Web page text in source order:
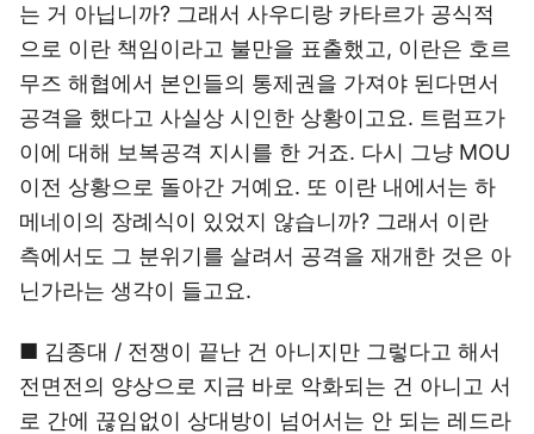
는 거 아닙니까? 그래서 사우디랑 카타르가 공식적
으로 이란 책임이라고 불만을 표출했고, 이란은 호르
무즈 해협에서 본인들의 통제권을 가져야 된다면서
공격을 했다고 사실상 시인한 상황이고요. 트럼프가
이에 대해 보복공격 지시를 한 거죠. 다시 그냥 MOU
이전 상황으로 돌아간 거예요. 또 이란 내에서는 하
메네이의 장례식이 있었지 않습니까? 그래서 이란
측에서도 그 분위기를 살려서 공격을 재개한 것은 아
닌가라는 생각이 들고요.
■ 김종대 / 전쟁이 끝난 건 아니지만 그렇다고 해서
전면전의 양상으로 지금 바로 악화되는 건 아니고 서
로 간에 끊임없이 상대방이 넘어서는 안 되는 레드라